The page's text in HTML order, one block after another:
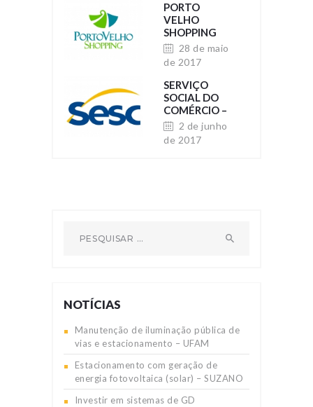
PORTO
VELHO
SHOPPING
28 de maio
de 2017
SERVIÇO
SOCIAL DO
COMÉRCIO –
SESC2 de junho
de 2017
NOTÍCIAS
Manutenção de iluminação pública de
vias e estacionamento – UFAM
Estacionamento com geração de
energia fotovoltaica (solar) – SUZANO
Investir em sistemas de GD